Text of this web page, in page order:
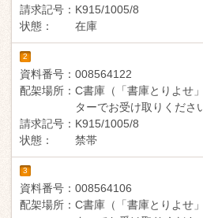
請求記号： K915/1005/8
状態：
在庫
2
資料番号： 008564122
配架場所： C書庫（「書庫とりよせ
ターでお受け取りくださ
請求記号： K915/1005/8
状態：
禁帯
3
資料番号： 008564106
配架場所： C書庫（「書庫とりよせ